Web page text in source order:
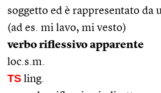
soggetto ed è rappresentato da
(ad es. mi lavo, mi vesto)
verbo riflessivo apparente
loc.s.m.
TS ling.